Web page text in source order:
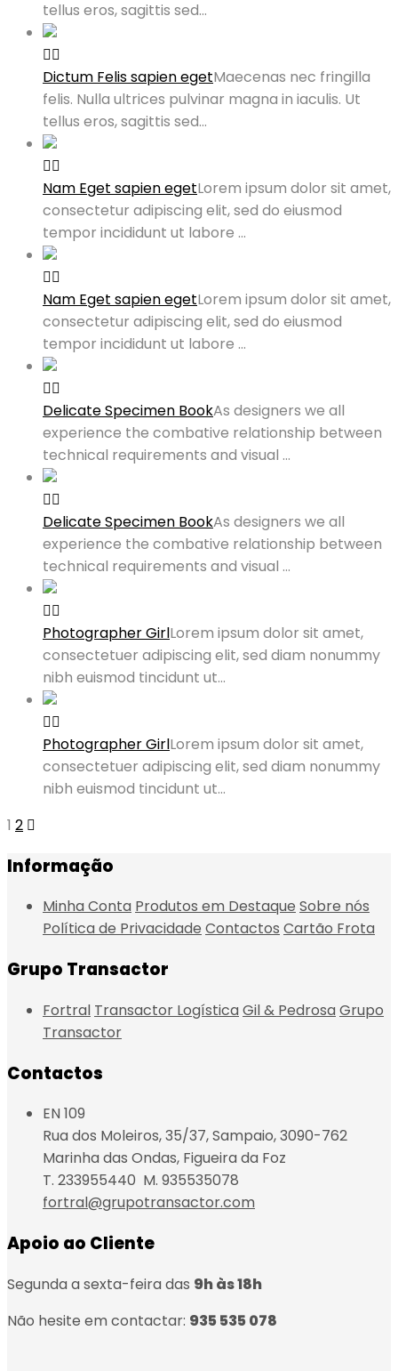
tellus eros, sagittis sed…
Dictum Felis sapien egetMaecenas nec fringilla
felis. Nulla ultrices pulvinar magna in iaculis. Ut
tellus eros, sagittis sed…
Nam Eget sapien egetLorem ipsum dolor sit amet,
consectetur adipiscing elit, sed do eiusmod
tempor incididunt ut labore …
Nam Eget sapien egetLorem ipsum dolor sit amet,
consectetur adipiscing elit, sed do eiusmod
tempor incididunt ut labore …
Delicate Specimen BookAs designers we all
experience the combative relationship between
technical requirements and visual …
Delicate Specimen BookAs designers we all
experience the combative relationship between
technical requirements and visual …
Photographer GirlLorem ipsum dolor sit amet,
consectetuer adipiscing elit, sed diam nonummy
nibh euismod tincidunt ut…
Photographer GirlLorem ipsum dolor sit amet,
consectetuer adipiscing elit, sed diam nonummy
nibh euismod tincidunt ut…
1 2
Informação
Minha Conta Produtos em Destaque Sobre nós
Política de Privacidade Contactos Cartão Frota
Grupo Transactor
Fortral Transactor LogísticaGil & PedrosaGrupo
Transactor
Contactos
EN 109
Rua dos Moleiros, 35/37, Sampaio, 3090-762
Marinha das Ondas, Figueira da Foz
T. 233955440 M. 935535078
fortral@grupotransactor.com
Apoio ao Cliente
Segunda a sexta-feira das 9h às 18h
Não hesite em contactar: 935 535 078